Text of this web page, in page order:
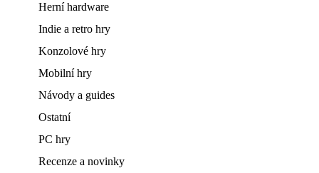
Herní hardware
Indie a retro hry
Konzolové hry
Mobilní hry
Návody a guides
Ostatní
PC hry
Recenze a novinky